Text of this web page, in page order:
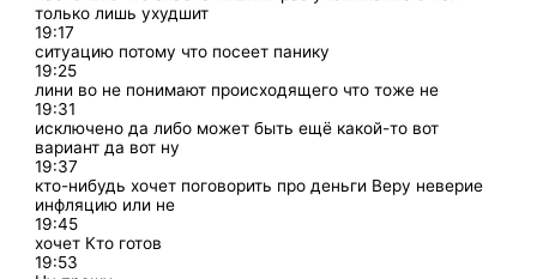
только лишь ухудшит
19:17
ситуацию потому что посеет панику
19:25
лини во не понимают происходящего что тоже не
19:31
исключено да либо может быть ещё какой-то вот
вариант да вот ну
19:37
кто-нибудь хочет поговорить про деньги Веру неверие
инфляцию или не
19:45
хочет Кто готов
19:53